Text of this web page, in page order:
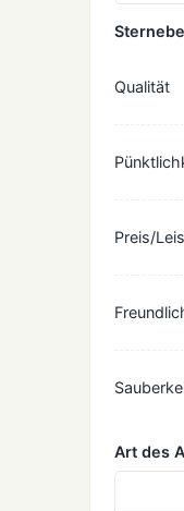
Qualität
Preis/
Art des